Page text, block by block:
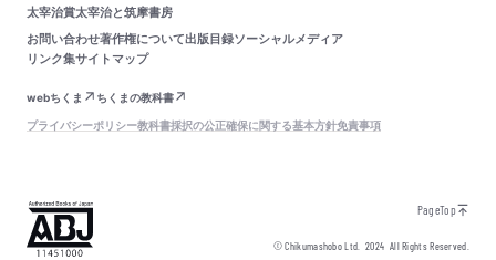
太宰治賞太宰治と筑摩書房
お問い合わせ著作権について出版目録ソーシャルメディア
リンク集サイトマップ
webちくま
ちくまの教科書
プライバシーポリシー教科書採択の公正確保に関する基本方針免責事項
PageTop
© Chikumashobo Ltd.2024 All Rights Reserved.